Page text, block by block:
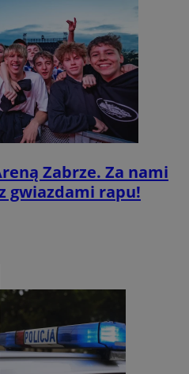
Zabrze. Za nami
gwiazdami rapu!